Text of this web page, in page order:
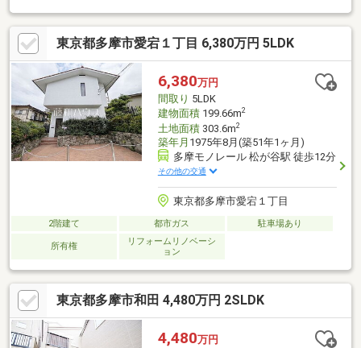
面室・トイレ有・お庭付・駐車場有(車種による)▼2025年11月室
内リフォーム済【張替】フローリング、クロス(天井・壁) 等【そ
の他】畳交換、火災報知器取付、ハウスクリーニング 他▼周辺環
境・多摩市立愛和小学校 徒歩7分(約550m)・愛宕山緑地 徒歩3分
(約190m)■ ご希望の住まい探しをお手伝いします
━━━━━・・・物件の詳細・ご相談はお気軽にお問い合わせく
ださい。
東京都多摩市愛宕１丁目 6,380万円 5LDK
6,380万円
間取り 5LDK
建物面積199.66m2
土地面積303.6m2
築年月 1975年8月(築51年1ヶ月)
多摩モノレール 松が谷駅 徒歩12分
その他の交通
東京都多摩市愛宕１丁目
2階建て 都市ガス 駐車場あり
所有権
リフォームリノベーシ
ョン
東京都多摩市和田 4,480万円 2SLDK
4,480万円